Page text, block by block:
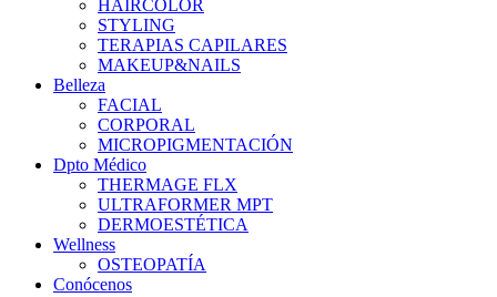
HAIRCOLOR
STYLING
TERAPIAS CAPILARES
MAKEUP&NAILS
Belleza
FACIAL
CORPORAL
MICROPIGMENTACIÓN
Dpto Médico
THERMAGE FLX
ULTRAFORMER MPT
DERMOESTÉTICA
Wellness
OSTEOPATÍA
Conócenos